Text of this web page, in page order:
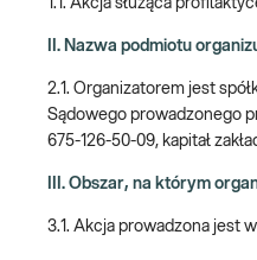
1.1. Akcja służąca
II. Nazwa podmiotu
2.1. Organizatorem jest
Sądowego prowadzonego
675-126-50-09, kapitał
III. Obszar, na którym
3.1. Akcja prowadzona jest